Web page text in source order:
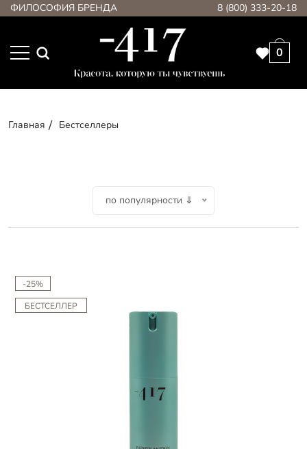
ФИЛОСОФИЯ БРЕНДА 8 (800) 333-20-18
0
Главная Бестселлеры
по популярности ⇓
-25%
БЕСТСЕЛЛЕР